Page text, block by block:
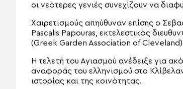
οι νεότερες γενιές συνεχίζουν να
Χαιρετισμούς απηύθυναν επίσης ο
Pascalis Papouras, εκτελεστικός
(Greek Garden Association of
Η τελετή του Αγιασμού ανέδειξε για
αναφοράς του ελληνισμού στο
ιστορίας και της κοινότητας.